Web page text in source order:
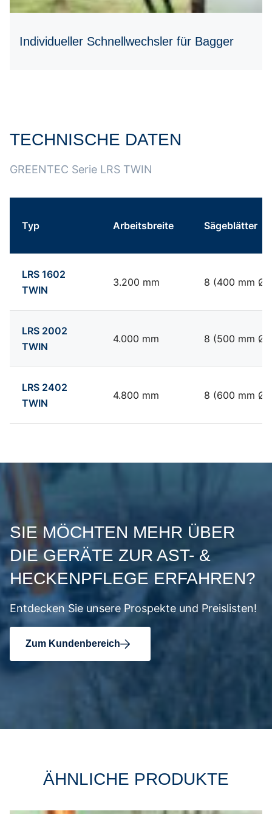
Individueller Schnellwechsler für Bagger
TECHNISCHE DATEN
GREENTEC Serie LRS TWIN
Tabelle überspringen Technische Daten Greentec
Typ Arbeitsbreite Sägeblätter
LRS 1602
TWIN
3.200 mm 8 (400 mm Ø)
LRS 2002
TWIN
4.000 mm 8 (500 mm Ø)
LRS 2402
TWIN
4.800 mm 8 (600 mm Ø)
Zum Anfang der Tabelle springen
SIE MÖCHTEN MEHR ÜBER
DIE GERÄTE ZUR AST- &
HECKENPFLEGE ERFAHREN?
Entdecken Sie unsere Prospekte und Preislisten!
Zum Kundenbereich
ÄHNLICHE PRODUKTE